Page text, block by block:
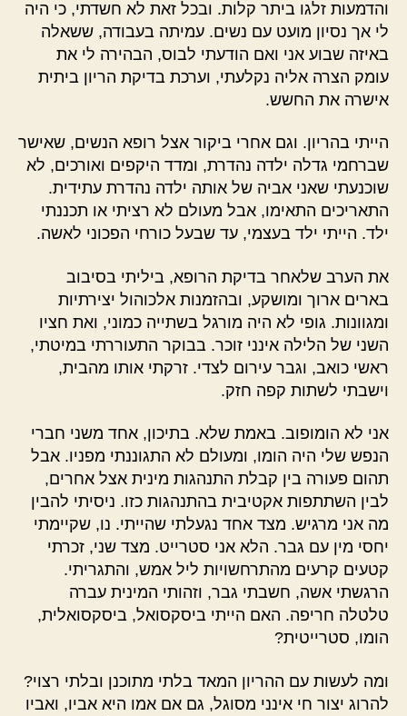
והדמעות זלגו ביתר קלות. ובכל זאת לא חשדתי, כי היה
לי אך נסיון מועט עם נשים. עמיתה בעבודה, ששאלה
באיזה שבוע אני ואם הודעתי לבוס, הבהירה לי את
עומק הצרה אליה נקלעתי, וערכת בדיקת הריון ביתית
אישרה את החשש.
הייתי בהריון. וגם אחרי ביקור אצל רופא הנשים, שאישר
שברחמי גדלה ילדה נהדרת, ומדד היקפים ואורכים, לא
שוכנעתי שאני אביה של אותה ילדה נהדרת עתידית.
התאריכים התאימו, אבל מעולם לא רציתי או תכננתי
ילד. הייתי ילד בעצמי, עד שבעל כורחי הפכוני לאשה.
את הערב שלאחר בדיקת הרופא, ביליתי בסיבוב
בארים ארוך ומושקע, ובהזמנות אלכוהול יצירתיות
ומגוונות. גופי לא היה מורגל בשתייה כמוני, ואת חציו
השני של הלילה אינני זוכר. בבוקר התעוררתי במיטתי,
ראשי כואב, וגבר עירום לצדי. זרקתי אותו מהבית,
וישבתי לשתות קפה חזק.
אני לא הומופוב. באמת שלא. בתיכון, אחד משני חברי
הנפש שלי היה הומו, ומעולם לא התגוננתי מפניו. אבל
תהום פעורה בין קבלת התנהגות מינית אצל אחרים,
לבין השתתפות אקטיבית בהתנהגות כזו. ניסיתי להבין
מה אני מרגיש. מצד אחד נגעלתי שהייתי. נו, שקיימתי
יחסי מין עם גבר. הלא אני סטרייט. מצד שני, זכרתי
קטעים קרעים מהתרחשויות ליל אמש, והתגריתי.
הרגשתי אשה, חשבתי גבר, וזהותי המינית עברה
טלטלה חריפה. האם הייתי ביסקסואל, ביסקסואלית,
הומו, סטרייטית?
ומה לעשות עם ההריון המאד בלתי מתוכנן ובלתי רצוי?
להרוג יצור חי אינני מסוגל, גם אם אמו היא אביו, ואביו